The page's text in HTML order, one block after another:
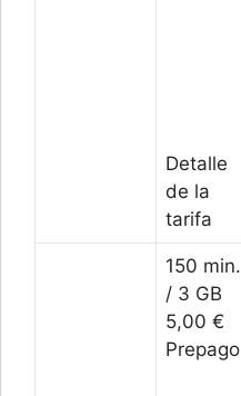
Detalle
de la
tarifa
150 min.
/ 3 GB
5,00 €
Prepago